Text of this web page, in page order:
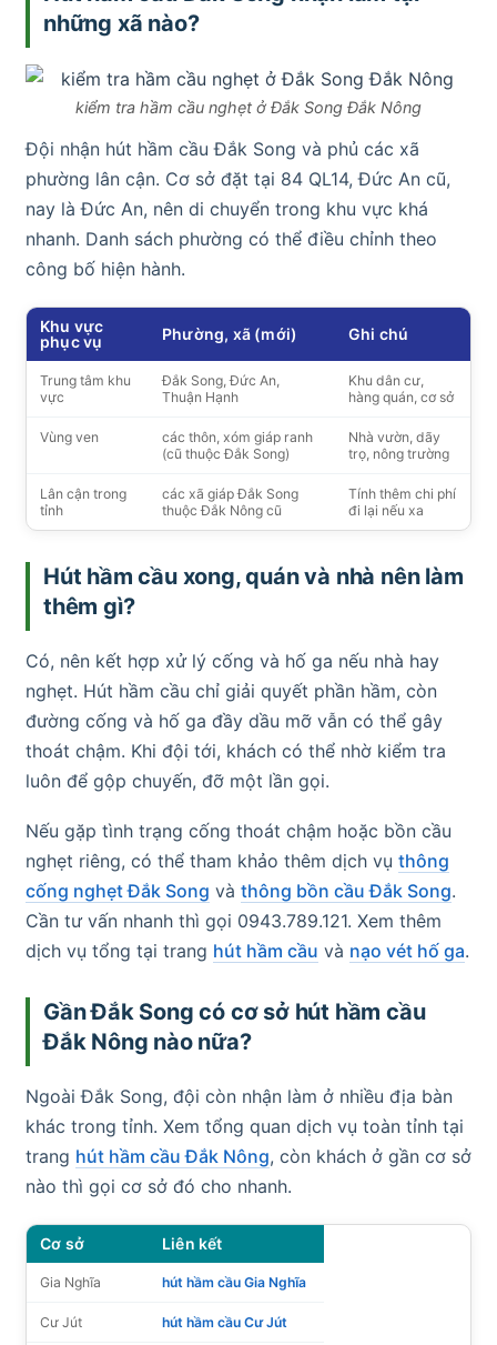
những xã nào?
kiểm tra hầm cầu nghẹt ở Đắk Song Đắk Nông
Đội nhận hút hầm cầu Đắk Song và phủ các xã
phường lân cận. Cơ sở đặt tại 84 QL14, Đức An cũ,
nay là Đức An, nên di chuyển trong khu vực khá
nhanh. Danh sách phường có thể điều chỉnh theo
công bố hiện hành.
Khu vực
phục vụ
Phường, xã (mới) Ghi chú
Trung tâm khu
vực
Đắk Song, Đức An,
Thuận Hạnh
Khu dân cư,
hàng quán, cơ sở
Vùng ven
các thôn, xóm giáp ranh
(cũ thuộc Đắk Song)
Nhà vườn, dãy
trọ, nông trường
Lân cận trong
tỉnh
các xã giáp Đắk Song
thuộc Đắk Nông cũ
Tính thêm chi phí
đi lại nếu xa
Hút hầm cầu xong, quán và nhà nên làm
thêm gì?
Có, nên kết hợp xử lý cống và hố ga nếu nhà hay
nghẹt. Hút hầm cầu chỉ giải quyết phần hầm, còn
đường cống và hố ga đầy dầu mỡ vẫn có thể gây
thoát chậm. Khi đội tới, khách có thể nhờ kiểm tra
luôn để gộp chuyến, đỡ một lần gọi.
Nếu gặp tình trạng cống thoát chậm hoặc bồn cầu
nghẹt riêng, có thể tham khảo thêm dịch vụ thông
cống nghẹt Đắk Song và thông bồn cầu Đắk Song.
Cần tư vấn nhanh thì gọi 0943.789.121. Xem thêm
dịch vụ tổng tại trang hút hầm cầu và nạo vét hố ga.
Gần Đắk Song có cơ sở hút hầm cầu
Đắk Nông nào nữa?
Ngoài Đắk Song, đội còn nhận làm ở nhiều địa bàn
khác trong tỉnh. Xem tổng quan dịch vụ toàn tỉnh tại
trang hút hầm cầu Đắk Nông, còn khách ở gần cơ sở
nào thì gọi cơ sở đó cho nhanh.
Cơ sở Liên kết
Gia Nghĩa hút hầm cầu Gia Nghĩa
Cư Jút hút hầm cầu Cư Jút